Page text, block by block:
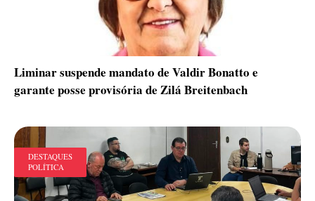
Liminar suspende mandato de Valdir Bonatto e
garante posse provisória de Zilá Breitenbach
DESTAQUES
POLÍTICA